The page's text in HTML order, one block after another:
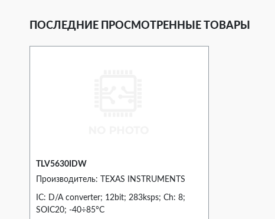
ПОСЛЕДНИЕ ПРОСМОТРЕННЫЕ ТОВАРЫ
TLV5630IDW
Производитель: TEXAS INSTRUMENTS
IC: D/A converter; 12bit; 283ksps; Ch: 8;
SOIC20; -40÷85°C